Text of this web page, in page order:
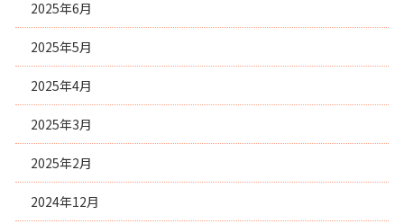
2025年6月
2025年5月
2025年4月
2025年3月
2025年2月
2024年12月